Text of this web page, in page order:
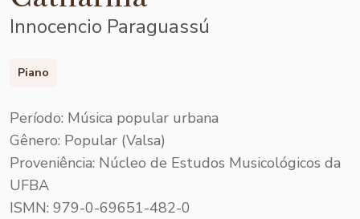
Innocencio Paraguassú
Piano
Período: Música popular urbana
Gênero: Popular (Valsa)
Proveniência: Núcleo de Estudos Musicológicos da
UFBA
ISMN: 979-0-69651-482-0